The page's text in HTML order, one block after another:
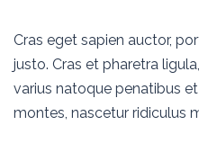
Cras eget sapien auctor,
justo. Cras et pharetra
varius natoque penatibus
montes, nascetur ridiculus